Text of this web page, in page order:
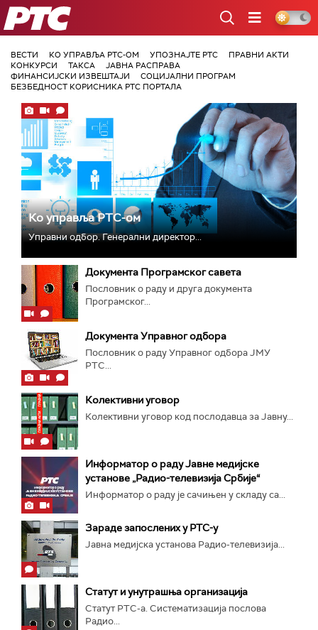
РТС
ВЕСТИ КО УПРАВЉА РТС-ОМ УПОЗНАЈТЕ РТС
ПРАВНИ АКТИ
КОНКУРСИ
ТАКСА
ЈАВНА РАСПРАВА
ФИНАНСИЈСКИ ИЗВЕШТАЈИ
СОЦИЈАЛНИ ПРОГРАМ
БЕЗБЕДНОСТ КОРИСНИКА РТС ПОРТАЛА
Ко управља РТС-ом
Управни одбор. Генерални директор...
Документа Програмског савета
Пословник о раду и друга документа
Програмског...
Документа Управног одбора
Пословник о раду Управног одбора ЈМУ
РТС...
Колективни уговор
Колективни уговор код послодавца за Јавну...
Информатор о раду Јавне медијске
установе „Радио-телевизија Србије“
Информатор о раду је сачињен у складу са...
Зараде запослених у РТС-у
Јавна медијска установа Радио-телевизија...
Статут и унутрашња организација
Статут РТС-а. Систематизација послова
Радио...